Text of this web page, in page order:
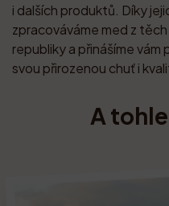
A
i dalších produktů. Díky
zpracováváme med z
republiky a přinášíme
svou přirozenou chuť i